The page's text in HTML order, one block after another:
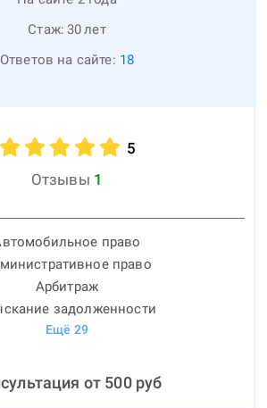
Стаж: 30лет
Ответов на сайте: 18
5
Отзывы 1
право
право
Арбитраж
задолженности
Ещё 29
от 500руб